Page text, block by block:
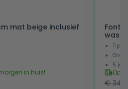
mat beige inclusief
in huis!
5
Op
€